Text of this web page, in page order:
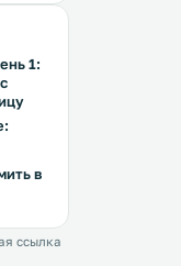
Эти апартаменты
оборудованная кухня,
зона с телевизором с
экраном и балкон. Станция метро
Gärdet расположена в 5
1:
в
ссылка